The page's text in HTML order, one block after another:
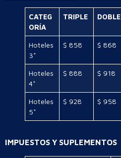
CATEG
ORÍA
TRIPLE DOBLE
Hoteles
3*
$ 858 $ 868
Hoteles
4*
$ 888 $ 918
Hoteles
5*
$ 928 $ 958
IMPUESTOS Y SUPLEMENTOS